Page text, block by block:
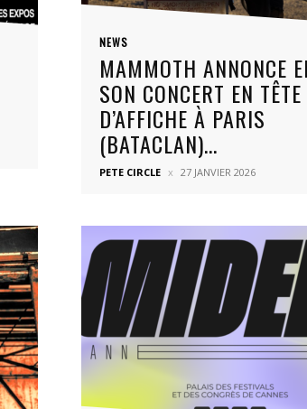
NEWS
MAMMOTH ANNONCE
SON CONCERT EN TÊTE
D’AFFICHE À PARIS
(BATACLAN)...
PETE CIRCLE 27 JANVIER 2026